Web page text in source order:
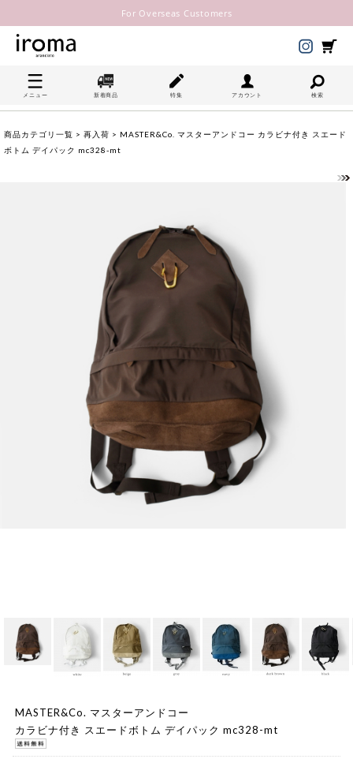
For Overseas Customers
メニュー 新着商品 特集 アカウント 検索
商品カテゴリ一覧 > 再入荷 > MASTER&Co. マスターアンドコー カラビナ付き スエード
ボトム デイパック mc328-mt
MASTER&Co. マスターアンドコー
カラビナ付き スエードボトム デイパック mc328-mt